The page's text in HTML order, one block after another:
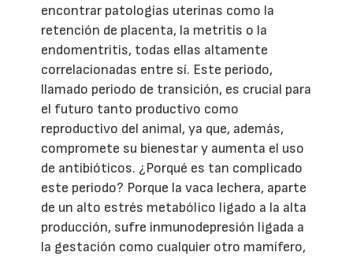
encontrar patologías uterinas como la
retención de placenta, la metritis o la
endomentritis, todas ellas altamente
correlacionadas entre sí. Este periodo,
llamado periodo de transición, es crucial para
el futuro tanto productivo como
reproductivo del animal, ya que, además,
compromete su bienestar y aumenta el uso
de antibióticos. ¿Porqué es tan complicado
este periodo? Porque la vaca lechera, aparte
de un alto estrés metabólico ligado a la alta
producción, sufre inmunodepresión ligada a
la gestación como cualquier otro mamífero,